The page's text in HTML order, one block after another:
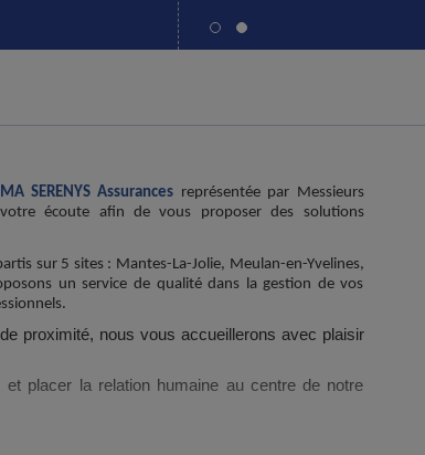
SERENYS Assurances représentée par Messieurs
écoute afin de vous proposer des solutions
sur 5 sites : Mantes-La-Jolie, Meulan-en-Yvelines,
un service de qualité dans la gestion de vos
proximité, nous vous accueillerons avec plaisir
placer la relation humaine au centre de notre